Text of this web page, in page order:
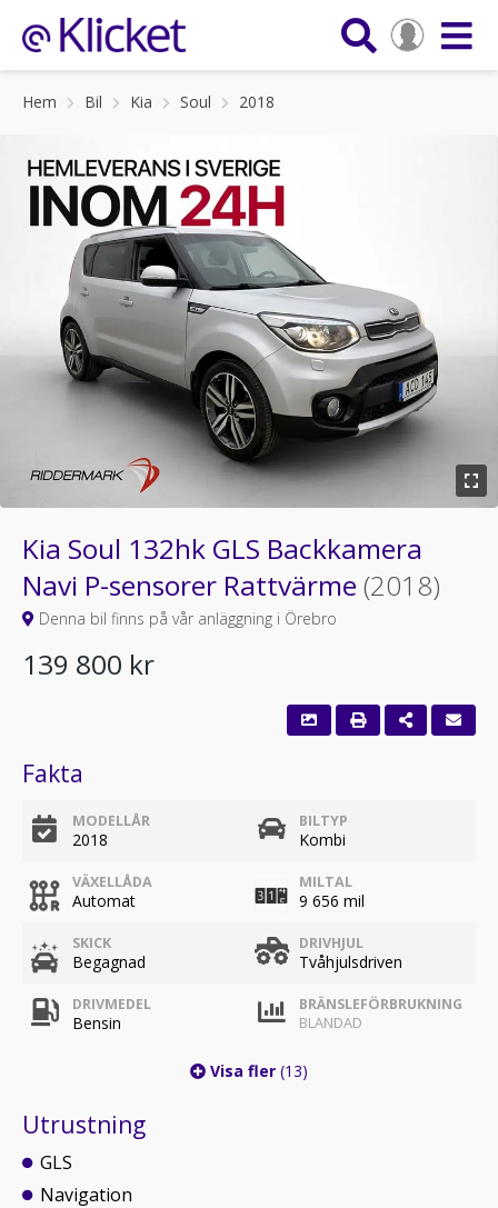
Hem Bil Kia Soul 2018
Kia Soul 132hk GLS Backkamera
Navi P-sensorer Rattvärme (2018)
Denna bil finns på vår anläggning i Örebro
139 800 kr
Fakta
MODELLÅR
2018
BILTYP
Kombi
VÄXELLÅDA
Automat
MILTAL
9 656 mil
SKICK
Begagnad
DRIVHJUL
Tvåhjulsdriven
DRIVMEDEL
Bensin
BRÄNSLEFÖRBRUKNING
BLANDAD
Visa fler (13)
Utrustning
GLS
Navigation